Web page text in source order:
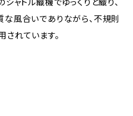
ャトル織機でゆっくりと織り、
風合いでありながら、不規則
れています。